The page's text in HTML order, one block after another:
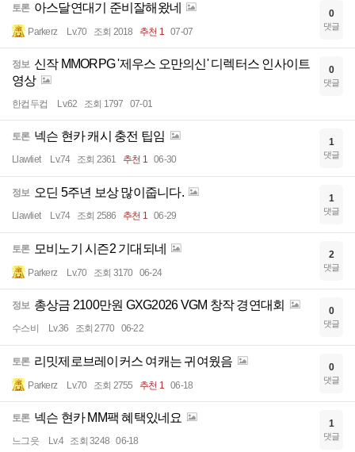
토론 아스달연대기 준비잘해왔네
Parkerz Lv.70 조회 2018 추천 1 07-07
0
댓글
정보 신작 MMORPG '제우스 오만의신' 디렉터스 인사이트
영상
한컵두컵 Lv.62 조회 1797 07-01
0
댓글
토론 넥슨 현카 캐시 충전 팁임
Llawliet Lv.74 조회 2361 추천 1 06-30
1
댓글
정보 오딘 5주년 보상 많이줍니다.
Llawliet Lv.74 조회 2586 추천 1 06-29
1
댓글
토론 모비노기 시즌2 기대되네
Parkerz Lv.70 조회 3170 06-24
2
댓글
정보 총상금 2100만원 GXG2026 VGM 창작 경연대회
수스비 Lv.36 조회 2770 06-22
0
댓글
토론 리밋제로브레이커스 여캐는 귀여웠음
Parkerz Lv.70 조회 2755 추천 1 06-18
0
댓글
토론 넥슨 현카 MM팩 혜택있네요
느그읏 Lv.4 조회 3248 06-18
1
댓글